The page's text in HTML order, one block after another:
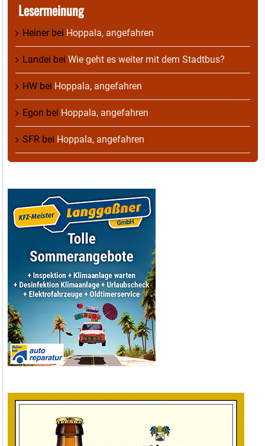
Lesermeinung
Heinerbei Hoppala, angefahren
Landei bei Wie geht es weiter mit dem Stadtbus?
HW bei Hoppala, angefahren
Egon bei Hoppala, angefahren
SFR bei Hoppala, angefahren